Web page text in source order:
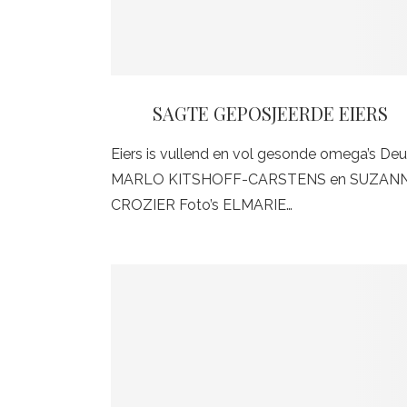
SAGTE GEPOSJEERDE EIERS
Eiers is vullend en vol gesonde omega’s
MARLO KITSHOFF-CARSTENS en
CROZIER Foto’s ELMARIE…